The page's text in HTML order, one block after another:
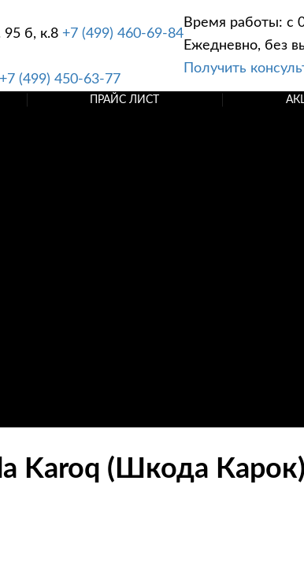
95 б, к.8 +7 (499) 460-69-84
+7 (499) 450-63-77
Время работы: с
Ежедневно, без
Получить
ПРАЙС ЛИСТ
Karoq (Шкода